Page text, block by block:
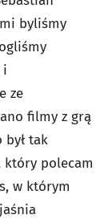
byliśmy
i
ze
filmy z grą
był tak
który polecam
w którym